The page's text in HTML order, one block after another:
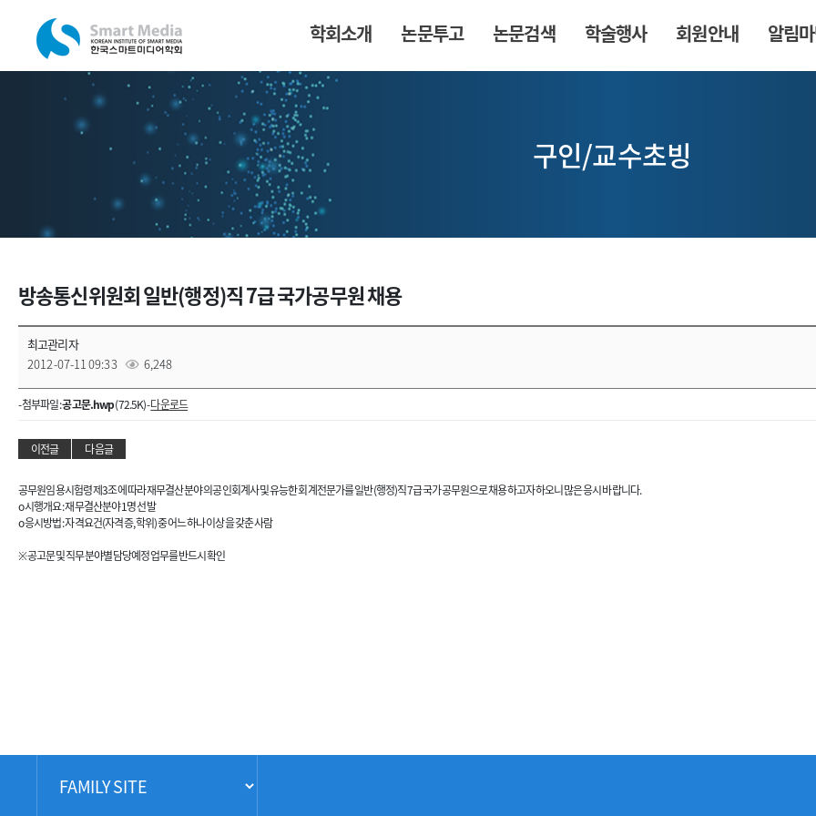
학회소개 논문투고 논문검색 학술행사 회원안내 알림
구인/교수초빙
방송통신위원회 일반(행정)직 7급 국가공무원 채용
최고관리자
2012-07-11 09:33
6,248
- 첨부파일 :공고문.hwp(72.5K) -다운로드
이전글 다음글
공무원임용시험령 제3조에 따라 재무결산 분야의 공인회계사 및 유능한 회계전문가를 일반(행정)직 7급 국가공무원으로 채용하고자 하오니 많은 응시 바랍니다.
o 시행개요 : 재무결산분야 1명 선발
o 응시방법 : 자격요건(자격증, 학위) 중 어느 하나 이상을 갖춘 사람
※ 공고문 및 직무분야별 담당예정업무를 반드시 확인